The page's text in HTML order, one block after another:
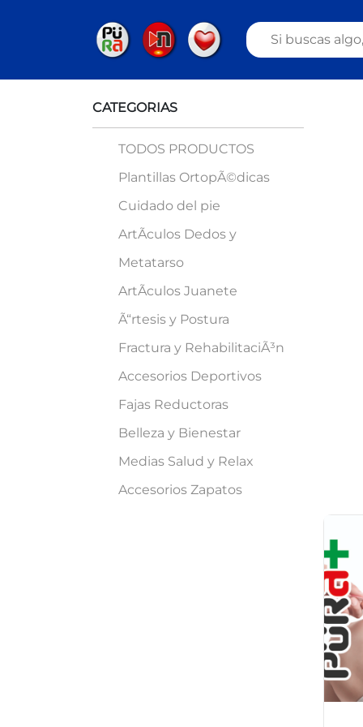
CATEGORIAS
TODOS PRODUCTOS
Plantillas OrtopÃ©dicas
Cuidado del pie
ArtÃ­culos Dedos y
Metatarso
ArtÃ­culos Juanete
Ã“rtesis y Postura
Fractura y RehabilitaciÃ³n
Accesorios Deportivos
Fajas Reductoras
Belleza y Bienestar
Medias Salud y Relax
Accesorios Zapatos